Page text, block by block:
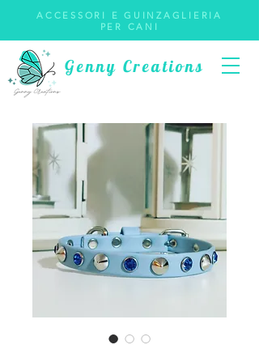
Genny Creations
ACCESSORI E GUINZAGLIERIA
PER CANI